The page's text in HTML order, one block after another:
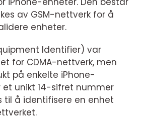
av GSM-nettverk for å
enheter.
Identifier) var
for CDMA-nettverk, men
på enkelte iPhone-
et unikt 14-sifret nummer
til å identifisere en enhet